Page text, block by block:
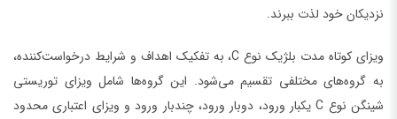
نزدیکان خود لذت ببرند.
ویزای کوتاه مدت بلژیک نوع C، به تفکیک اهداف و شرایط درخواست‌کننده،
به گروه‌های مختلفی تقسیم می‌شود. این گروه‌ها شامل ویزای توریستی
شینگن نوع C یکبار ورود، دوبار ورود، چندبار ورود و ویزای اعتباری محدود